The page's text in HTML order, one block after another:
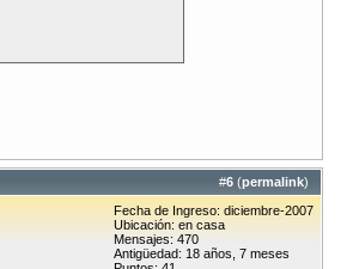
#6 (permalink)
Fecha de Ingreso: diciembre-2007
Ubicación: en casa
Mensajes: 470
Antigüedad: 18 años, 7 meses